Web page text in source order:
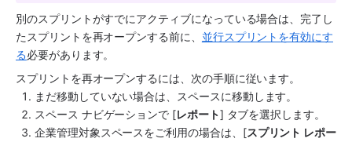
別のスプリントがすでにアクティブになっている場合は、完了し
たスプリントを再オープンする前に、 並行スプリントを有効にす
る必要があります。
スプリントを再オープンするには、次の手順に従います。
まだ移動していない場合は、
スペースに移動します。
スペース ナビゲーションで [レポート] タブを選択します。
企業管理対象 スペースをご利用の場合は、[スプリント レポー